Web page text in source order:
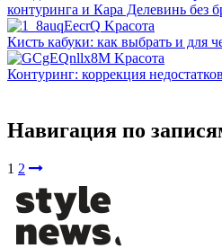
контуринга и Кара Делевинь без
Kрасота
Кисть кабуки: как выбрать и для
Kрасота
Контуринг: коррекция
Навигация по
1 2